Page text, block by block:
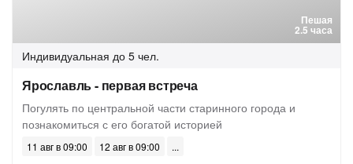
Пешая
2.5 часа
Индивидуальная до 5 чел.
Ярославль - первая встреча
Погулять по центральной части старинного города и
познакомиться с его богатой историей
11 авг в 09:00
12 авг в 09:00